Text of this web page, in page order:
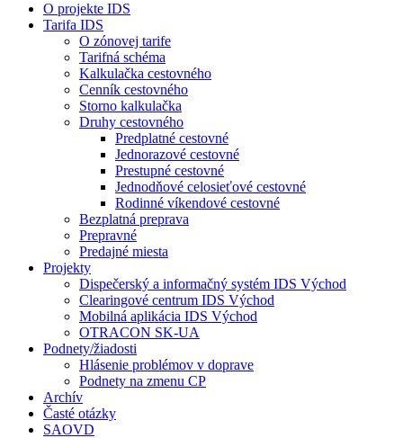
O projekte IDS
Tarifa IDS
O zónovej tarife
Tarifná schéma
Kalkulačka cestovného
Cenník cestovného
Storno kalkulačka
Druhy cestovného
Predplatné cestovné
Jednorazové cestovné
Prestupné cestovné
Jednodňové celosieťové cestovné
Rodinné víkendové cestovné
Bezplatná preprava
Prepravné
Predajné miesta
Projekty
Dispečerský a informačný systém IDS Východ
Clearingové centrum IDS Východ
Mobilná aplikácia IDS Východ
OTRACON SK-UA
Podnety/žiadosti
Hlásenie problémov v doprave
Podnety na zmenu CP
Archív
Časté otázky
SAOVD